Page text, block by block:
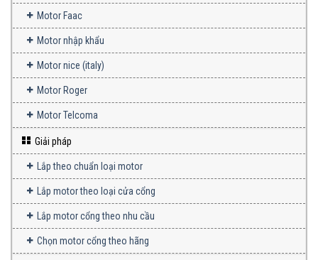
Motor Faac
Motor nhập khẩu
Motor nice (italy)
Motor Roger
Motor Telcoma
Giải pháp
Lắp theo chuẩn loại motor
Lắp motor theo loại cửa cổng
Lắp motor cổng theo nhu cầu
Chọn motor cổng theo hãng